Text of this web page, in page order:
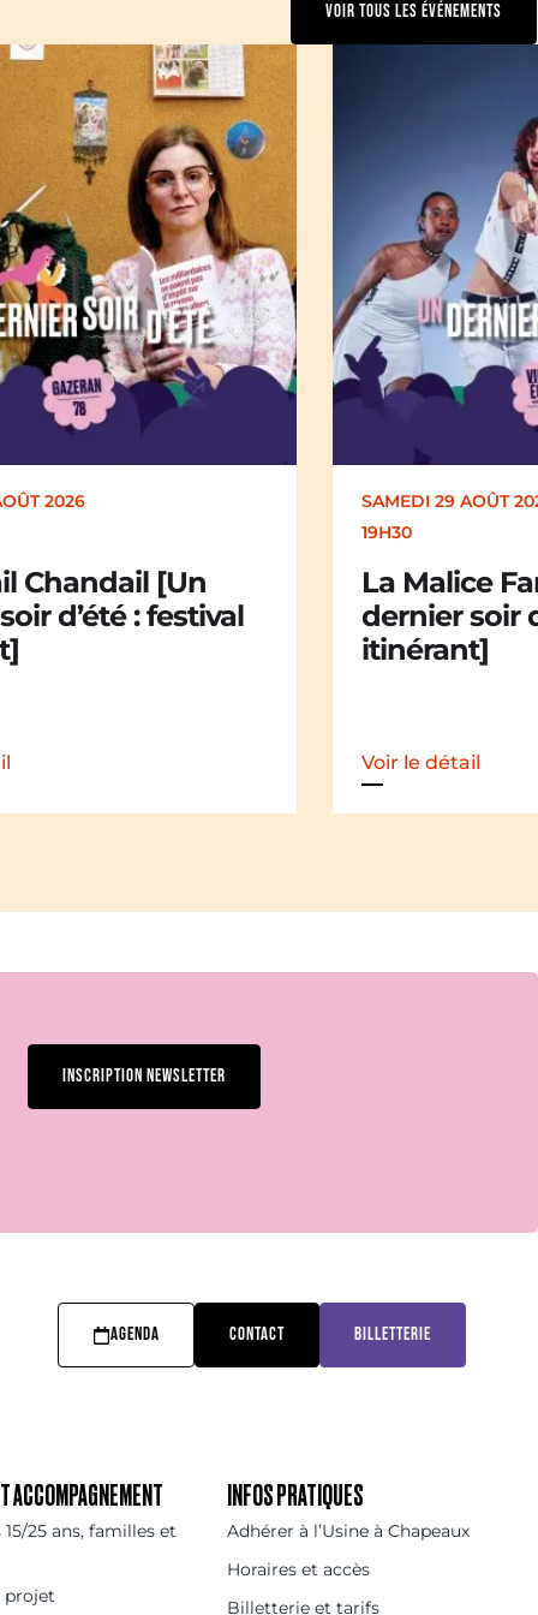
VOIR TOUS LES ÉVÉNEMENTS
2026
Family [Un
d’été : festival
DIMANCHE 30
17H00
Kakamü
d’été :
Voir le détail
INSCRIPTION NEWSLETTER
AGENDA CONTACT BILLETTERIE
ACCOMPAGNEMENT
25 ans, familles et
projet
INFOS PRATIQUES
Adhérer à l’Usine à Chapeaux
Horaires et accès
Billetterie et tarifs